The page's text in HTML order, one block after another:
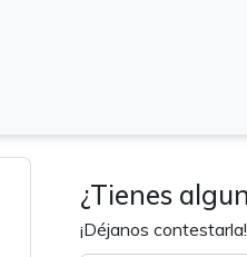
¿Tienes
¡Déjanos contestarla!